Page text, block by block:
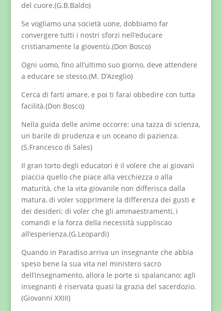
del cuore.(G.B.Baldo)
Se vogliamo una società uone, dobbiamo far
convergere tutti i nostri sforzi nell’educare
cristianamente la gioventù.(Don Bosco)
Ogni uomo, fino all’ultimo suo giorno, deve attendere
a educare se stesso.(M. D’Azeglio)
Cerca di farti amare, e poi ti farai obbedire con tutta
facilità.(Don Bosco)
Nella guida delle anime occorre: una tazza di scienza,
un barile di prudenza e un oceano di pazienza.
(S.Francesco di Sales)
Il gran torto degli educatori è il volere che ai giovani
piaccia quello che piace alla vecchiezza o alla
maturità, che la vita giovanile non differisca dalla
matura, di voler sopprimere la differenza dei gusti e
dei desideri; di voler che gli ammaestramenti, i
comandi e la forza della necessità suppliscao
all’esperienza.(G.Leopardi)
Quando in Paradiso arriva un insegnante che abbia
speso bene la sua vita nel ministero sacro
dell’insegnamento, allora le porte si spalancano: agli
insegnanti è riservata quasi la grazia del sacerdozio.
(Giovanni XXIII)